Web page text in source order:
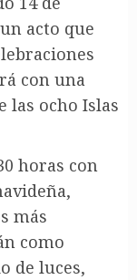
acto que
con una
las ocho Islas
horas con
más
como
de luces,